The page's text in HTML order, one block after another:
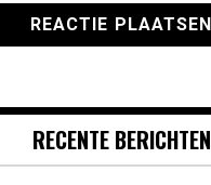
RECENTE BERICHTEN